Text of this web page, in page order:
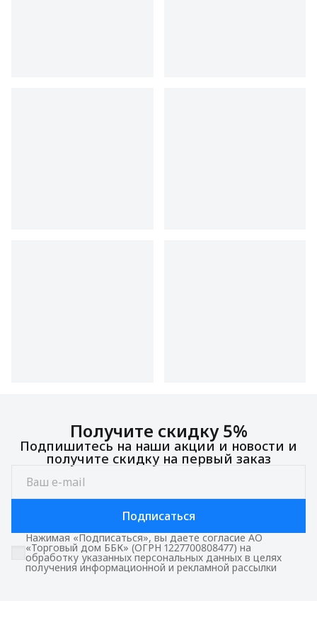
Получите скидку 5%
Подпишитесь на наши акции и новости и
получите скидку на первый заказ
Подписаться
Нажимая «Подписаться», вы даете согласие АО
«Торговый дом ББК» (ОГРН 1227700808477) на
обработку указанных персональных данных в целях
получения информационной и рекламной рассылки